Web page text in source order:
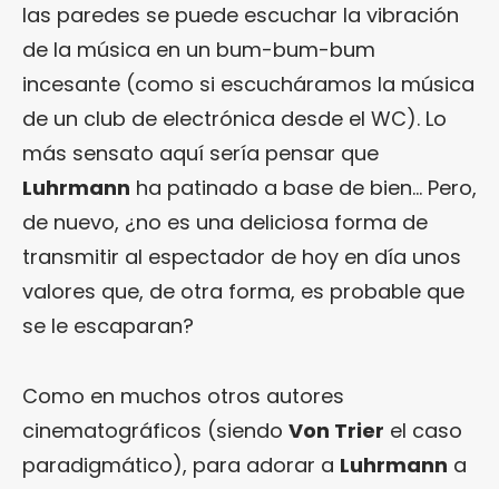
las paredes se puede escuchar la vibración
de la música en un bum-bum-bum
incesante (como si escucháramos la música
de un club de electrónica desde el WC). Lo
más sensato aquí sería pensar que
Luhrmann ha patinado a base de bien… Pero,
de nuevo, ¿no es una deliciosa forma de
transmitir al espectador de hoy en día unos
valores que, de otra forma, es probable que
se le escaparan?
Como en muchos otros autores
cinematográficos (siendo Von Trier el caso
paradigmático), para adorar a Luhrmann a